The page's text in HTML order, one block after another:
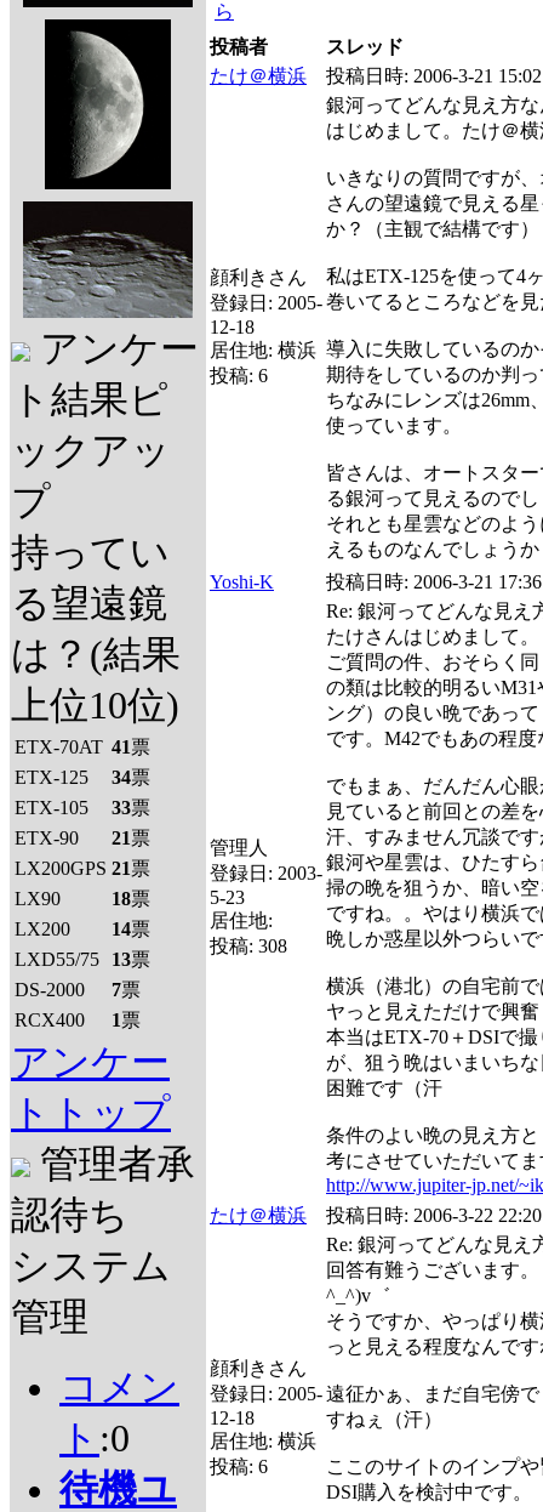
アンケー
ト結果ピ
ックアッ
プ
持ってい
る望遠鏡
は？(結果
上位10位)
ETX-70AT 41票
ETX-125
34票
ETX-105
33票
ETX-90
21票
LX200GPS 21票
LX90
18票
LX200
14票
LXD55/75
13票
DS-2000
7票
RCX400
1票
アンケー
トトップ
管理者承
認待ち
システム
管理
コメン
ト :0
待機ユ
ら
投稿者
スレッド
たけ＠横浜
投稿日時: 2006-3-21 15:02
顔利きさん
登録日: 2005-
12-18
居住地: 横浜
投稿: 6
銀河ってどんな見え方
はじめまして。たけ＠
いきなりの質問ですが
さんの望遠鏡で見える
か？（主観で結構です）
私はETX-125を使って4
巻いてるところなどを
導入に失敗しているの
期待をしているのか判
ちなみにレンズは26mm
使っています。
皆さんは、オートスタ
る銀河って見えるので
それとも星雲などのよ
えるものなんでしょう
Yoshi-K
投稿日時: 2006-3-21 17:36
管理人
登録日: 2003-
5-23
居住地:
投稿: 308
Re: 銀河ってどんな見え
たけさんはじめまして。
ご質問の件、おそらく
の類は比較的明るい
ング）の良い晩であっ
です。M42でもあの程
でもまぁ、だんだん心
見ていると前回との差
汗、すみません冗談で
銀河や星雲は、ひたす
掃の晩を狙うか、暗い
ですね。。やはり横浜
晩しか惑星以外つらい
横浜（港北）の自宅前
ヤっと見えただけで興
本当はETX-70＋DSIで
が、狙う晩はいまいち
困難です（汗
条件のよい晩の見え方
考にさせていただいて
http://www.jupiter-jp.net/
たけ＠横浜
投稿日時: 2006-3-22 22:20
顔利きさん
登録日: 2005-
12-18
居住地: 横浜
投稿: 6
Re: 銀河ってどんな見え
回答有難うございます
^_^)v゛
そうですか、やっぱり
っと見える程度なんで
遠征かぁ、まだ自宅傍
すねぇ（汗）
ここのサイトのインプ
DSI購入を検討中です。